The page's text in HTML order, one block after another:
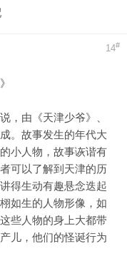
14#
，由《天津少爷》、
。故事发生的年代大
小人物，故事诙谐有
可以了解到天津的历
得生动有趣悬念迭起
如生的人物形像，如
些人物的身上大都带
儿，他们的怪诞行为